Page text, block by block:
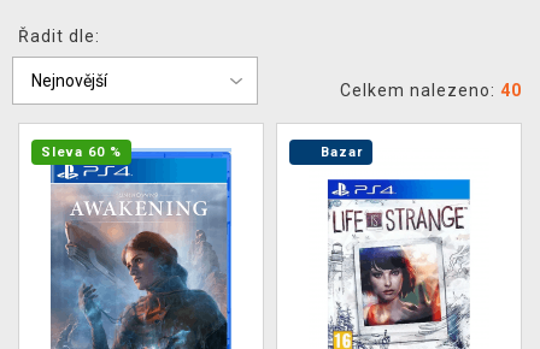
DOPRAVA
XZONE KLUB
TCG & BOARDGAME HUB
VÝKUP HER (BAZAR)
Řadit dle:
Celkem nalezeno: 40
Sleva 60 % Bazar